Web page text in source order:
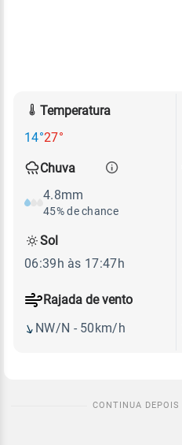
Temperatura
14°27°
Chuva
4.8mm
45% de chance
Rajada de vento
NW/N - 50km/h
Sol
06:39h às 17:47h